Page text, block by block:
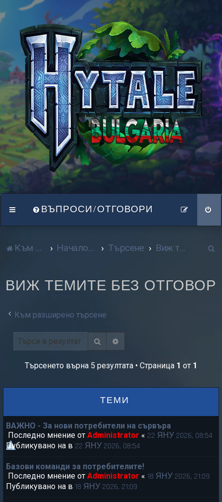
ВЪПРОСИ/ОТГОВОРИ
Към сайта Начало форум Търсене Виж темите без отговор
ВИЖ ТЕМИТЕ БЕЗ ОТГОВОР
Към разширено търсене
Търсене
Търсенето върна 5 резултата • Страница 1 от 1
ТЕМИ
ВАЖНО - За нови потребители на сървъра
Последно мнение отAdministrator « 22 ЯНУ 2026, 08:54
Публикувано на в 22 ЯНУ 2026, 08:54
Базови команди за потребителите!
Последно мнение отAdministrator « 18 ЯНУ 2026, 21:09
Публикувано на в 18 ЯНУ 2026, 21:09